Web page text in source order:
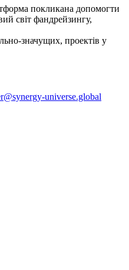
покликана допомогти
світ фандрейзингу,
значущих, проектів у
universe.global